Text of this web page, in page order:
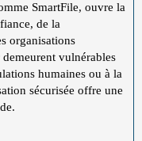
SmartFile, ouvre la
de la
organisations
vulnérables
humaines ou à la
sécurisée offre une